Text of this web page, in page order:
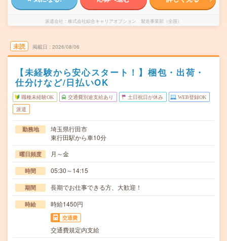
派遣会社 株式会社綜合キャリアオプション 製造事業部（全国）
未読 掲載日 2026/08/06
【未経験から安心スタート！】梱包・出荷・
仕分けなど/日払いOK
職種未経験OK 交通費別途支給あり 土日祝日が休み WEB登録OK
派遣
勤務地
埼玉県行田市
東行田駅から車10分
曜日頻度 月～金
時間 05:30～14:15
期間 長期でお仕事できる方、大歓迎！
時給 時給1450円
交通費
交通費規定内支給